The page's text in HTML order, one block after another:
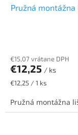
Pružná montážna
€15,07 vrátane DPH
€12,25 / ks
Jednotková
€12,25 / 1 ks
Pružná montážna